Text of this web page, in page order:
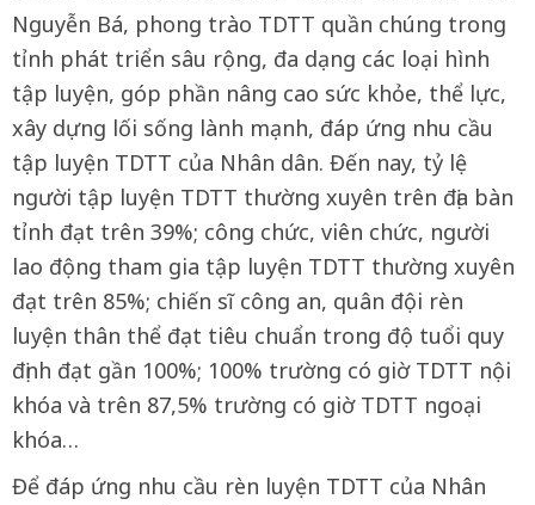
Nguyễn Bá, phong trào TDTT quần chúng trong
tỉnh phát triển sâu rộng, đa dạng các loại hình
tập luyện, góp phần nâng cao sức khỏe, thể lực,
xây dựng lối sống lành mạnh, đáp ứng nhu cầu
tập luyện TDTT của Nhân dân. Đến nay, tỷ lệ
người tập luyện TDTT thường xuyên trên địa bàn
tỉnh đạt trên 39%; công chức, viên chức, người
lao động tham gia tập luyện TDTT thường xuyên
đạt trên 85%; chiến sĩ công an, quân đội rèn
luyện thân thể đạt tiêu chuẩn trong độ tuổi quy
định đạt gần 100%; 100% trường có giờ TDTT nội
khóa và trên 87,5% trường có giờ TDTT ngoại
khóa…
Để đáp ứng nhu cầu rèn luyện TDTT của Nhân